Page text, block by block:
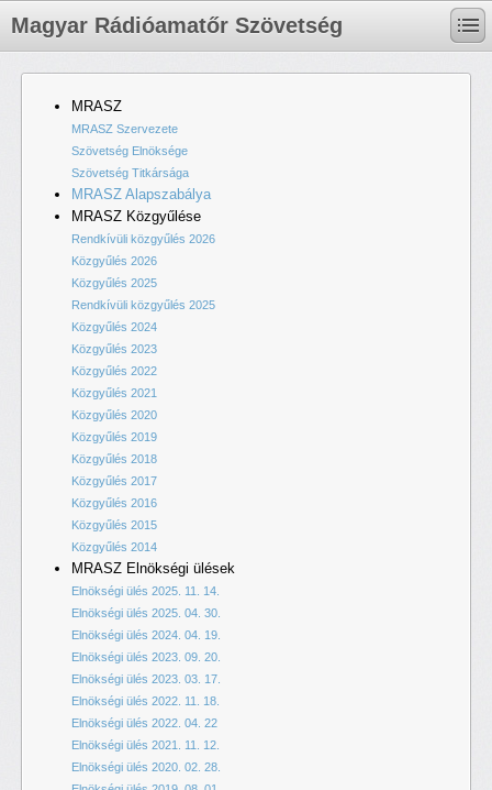
Magyar Rádióamatőr Szövetség
MRASZ
MRASZ Szervezete
Szövetség Elnöksége
Szövetség Titkársága
MRASZ Alapszabálya
MRASZ Közgyűlése
Rendkívüli közgyűlés 2026
Közgyűlés 2026
Közgyűlés 2025
Rendkívüli közgyűlés 2025
Közgyűlés 2024
Közgyűlés 2023
Közgyűlés 2022
Közgyűlés 2021
Közgyűlés 2020
Közgyűlés 2019
Közgyűlés 2018
Közgyűlés 2017
Közgyűlés 2016
Közgyűlés 2015
Közgyűlés 2014
MRASZ Elnökségi ülések
Elnökségi ülés 2025. 11. 14.
Elnökségi ülés 2025. 04. 30.
Elnökségi ülés 2024. 04. 19.
Elnökségi ülés 2023. 09. 20.
Elnökségi ülés 2023. 03. 17.
Elnökségi ülés 2022. 11. 18.
Elnökségi ülés 2022. 04. 22
Elnökségi ülés 2021. 11. 12.
Elnökségi ülés 2020. 02. 28.